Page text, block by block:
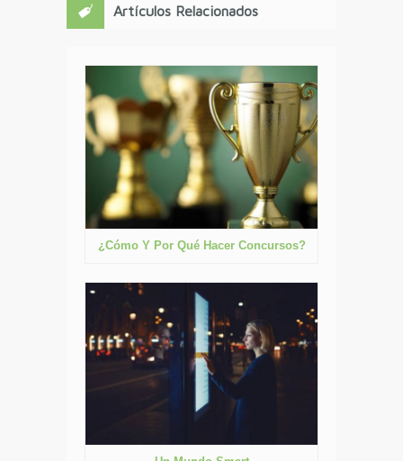
Artículos Relacionados
¿Cómo Y Por Qué Hacer Concursos?